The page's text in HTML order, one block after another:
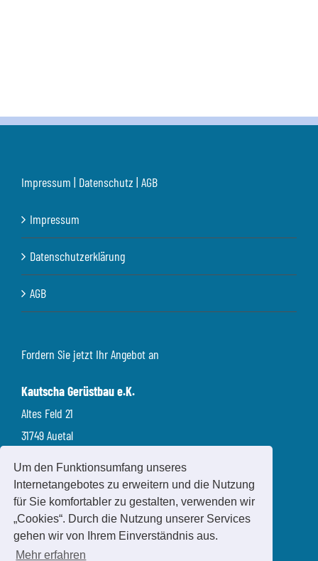
Um den Funktionsumfang unseres
Internetangebotes zu erweitern und die Nutzung
für Sie komfortabler zu gestalten, verwenden wir
„Cookies“. Durch die Nutzung unserer Services
gehen wir von Ihrem Einverständnis aus.
Mehr erfahren
Impressum | Datenschutz | AGB
Impressum
Datenschutzerklärung
AGB
Fordern Sie jetzt Ihr Angebot an
Kautscha Gerüstbau e.K.
Altes Feld 21
31749 Auetal
Telefon: 05752 16 05
Mobil: 0171 314 19 49
info@kautscha-geruestbau.de
kautscha-geruestbau.de